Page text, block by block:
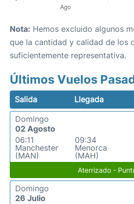
Nota: Hemos excluido algunos
que la cantidad y calidad de los
suficientemente representativa.
Últimos Vuelos
Salida Llegada
Domingo
02 Agosto
06:11
Manchester
(MAN)
09:34
Menorca
(MAH)
Aterrizado -
Domingo
26 Julio